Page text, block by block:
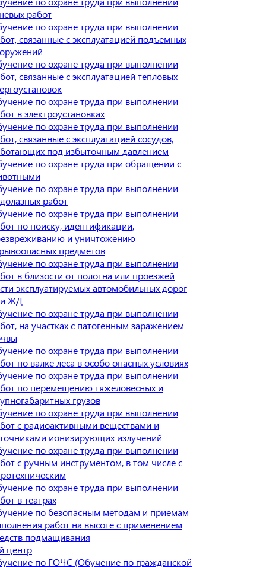
работ
по охране труда при выполнении
связанные с эксплуатацией подъемных
по охране труда при выполнении
связанные с эксплуатацией тепловых
по охране труда при выполнении
в электроустановках
по охране труда при выполнении
связанные с эксплуатацией сосудов,
под избыточным давлением
по охране труда при обращении с
по охране труда при выполнении
работ
по охране труда при выполнении
по поиску, идентификации,
и уничтожению
предметов
по охране труда при выполнении
в близости от полотна или проезжей
эксплуатируемых автомобильных дорог
ЖД
по охране труда при выполнении
на участках с патогенным заражением
по охране труда при выполнении
по валке леса в особо опасных условиях
по охране труда при выполнении
по перемещению тяжеловесных и
грузов
по охране труда при выполнении
с радиоактивными веществами и
ионизирующих излучений
по охране труда при выполнении
с ручным инструментом, в том числе с
по охране труда при выполнении
в театрах
по безопасным методам и приемам
работ на высоте с применением
подмащивания
центр
по ГОЧС (Обучение по гражданской